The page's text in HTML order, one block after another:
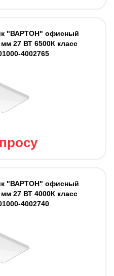
"ВАРТОН" офисный
27 ВТ 6500К класс
4002765
"ВАРТОН" офисный
27 ВТ 4000К класс
4002740